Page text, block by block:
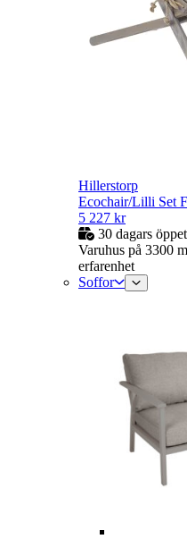
Hillerstorp
Ecochair/Lilli Set
5 227 kr
30 dagars
Varuhus på 3300
erfarenhet
Soffor